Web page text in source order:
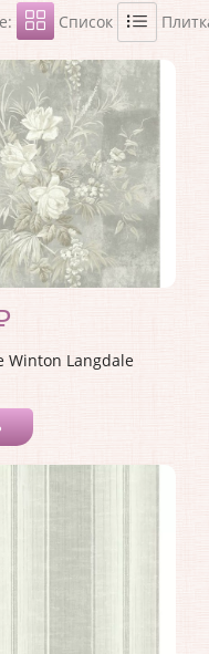
Список
Winton Langdale